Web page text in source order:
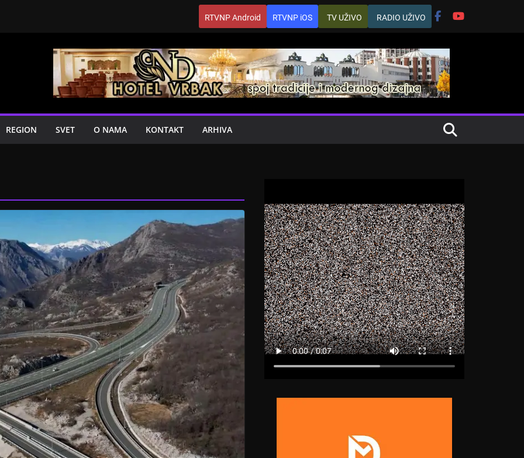
RTVNP Android RTVNP iOS TV UŽIVO RADIO UŽIVO
REGION SVET O NAMA KONTAKT ARHIVA